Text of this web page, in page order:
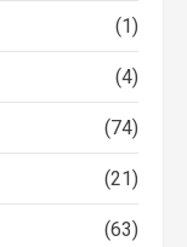
(1)
(4)
(74)
(21)
(63)